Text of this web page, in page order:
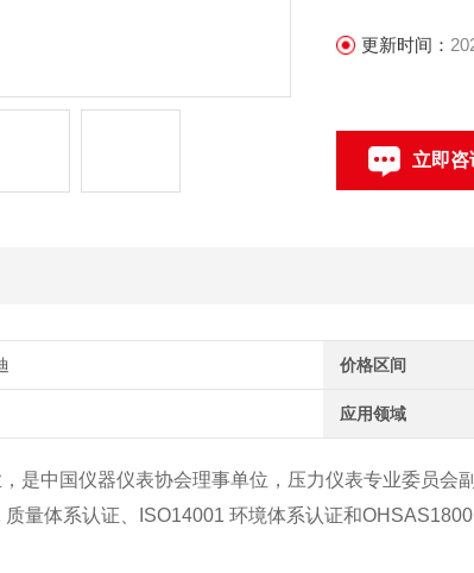
更新时间：
立即咨
价格区间
应用领域
是中国仪器仪表协会理事单位，压力仪表专业委员会
量体系认证、ISO14001 环境体系认证和